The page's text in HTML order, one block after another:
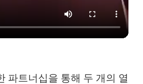
파트너십을 통해 두 개의 열